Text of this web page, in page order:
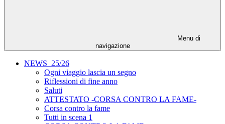
Menu di
navigazione
NEWS_25/26
Ogni viaggio lascia un segno
Riflessioni di fine anno
Saluti
ATTESTATO -CORSA CONTRO LA FAME-
Corsa contro la fame
Tutti in scena 1